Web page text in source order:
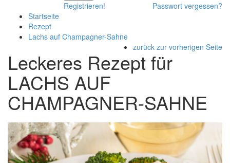
Registrieren!
Passwort vergessen?
Startseite
Rezept
Lachs auf Champagner-Sahne
zurück zur vorherigen Seite
Leckeres Rezept für
LACHS AUF
CHAMPAGNER-SAHNE